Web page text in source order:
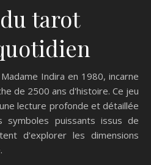
tarot
Indira en 1980, incarne
de 2500 ans d'histoire. Ce jeu
lecture profonde et détaillée
symboles puissants issus de
d'explorer les dimensions